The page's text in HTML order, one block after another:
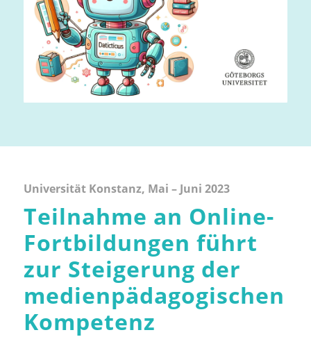
Universität Konstanz, Mai – Juni 2023
Teilnahme an Online-
Fortbildungen führt
zur Steigerung der
medienpädagogischen
Kompetenz